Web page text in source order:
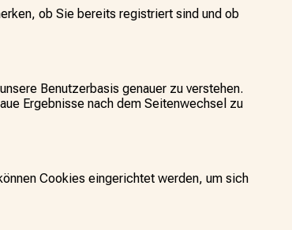
ob Sie bereits registriert sind und ob
Benutzerbasis genauer zu verstehen.
Ergebnisse nach dem Seitenwechsel zu
Cookies eingerichtet werden, um sich